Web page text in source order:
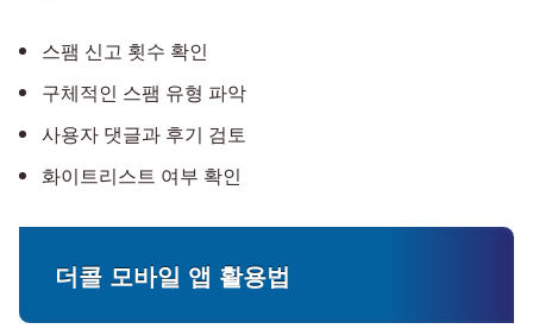
스팸 신고 횟수 확인
구체적인 스팸 유형 파악
사용자 댓글과 후기 검토
화이트리스트 여부 확인
더콜 모바일 앱 활용법